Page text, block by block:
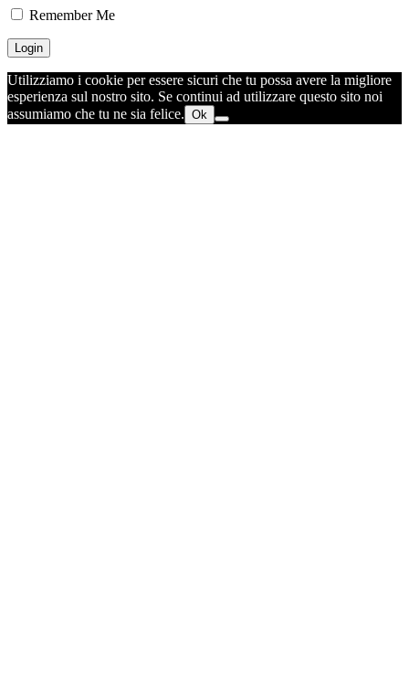
Remember Me
Utilizziamo i cookie per essere sicuri che tu possa avere la migliore
esperienza sul nostro sito. Se continui ad utilizzare questo sito noi
assumiamo che tu ne sia felice. Ok